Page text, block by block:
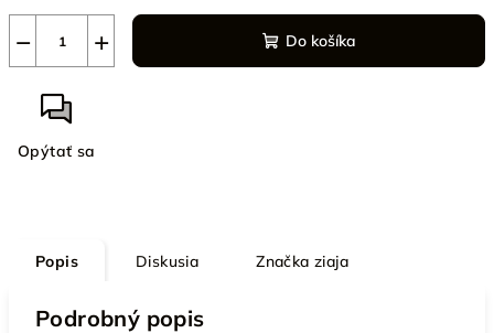
+
− Do košíka
Opýtať sa
Popis Diskusia Značka ziaja
Podrobný popis